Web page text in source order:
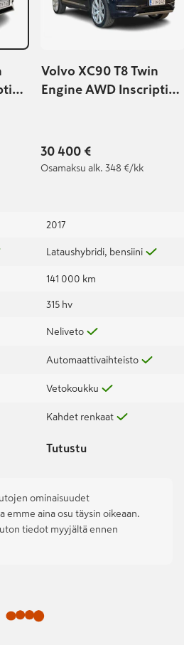
Volvo XC90 T8 Twin
Engine AWD Inscription
30 400 €
Osamaksu alk. 348 €/kk
2017
Lataushybridi, bensiini
141 000 km
315 hv
Neliveto
Automaattivaihteisto
Vetokoukku
Kahdet renkaat
Tutustu
ominaisuudet
emme aina osu täysin oikeaan.
tiedot myyjältä ennen